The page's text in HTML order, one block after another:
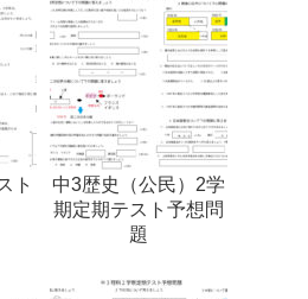
ト
中3歴史（公民）2学
期定期テスト予想問
題